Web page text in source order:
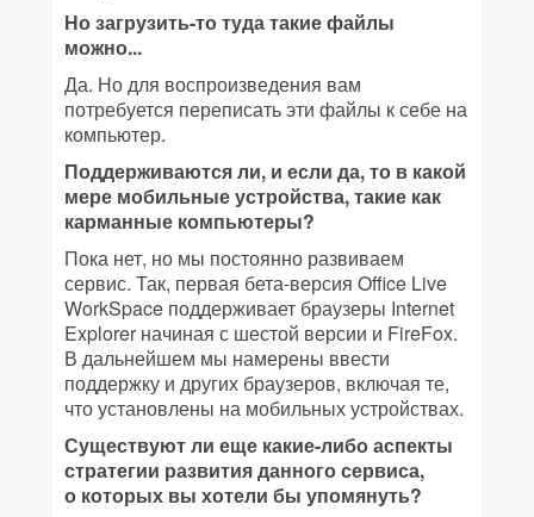
Но загрузить-то туда такие файлы
можно...
Да. Но для воспроизведения вам
потребуется переписать эти файлы к себе на
компьютер.
Поддерживаются ли, и если да, то в какой
мере мобильные устройства, такие как
карманные компьютеры?
Пока нет, но мы постоянно развиваем
сервис. Так, первая бета-версия Office Live
WorkSpace поддерживает браузеры Internet
Explorer начиная с шестой версии и FireFox.
В дальнейшем мы намерены ввести
поддержку и других браузеров, включая те,
что установлены на мобильных устройствах.
Существуют ли еще какие-либо аспекты
стратегии развития данного сервиса,
о которых вы хотели бы упомянуть?